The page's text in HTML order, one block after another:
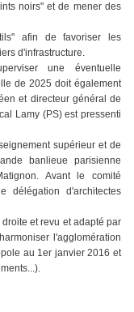
noirs" et de mener des
afin de favoriser les
d'infrastructure.
une éventuelle
de 2025 doit également
et directeur général de
Lamy (PS) est pressenti
supérieur et de
banlieue parisienne
Avant le comité
délégation d'architectes
et revu et adapté par
l'agglomération
au 1er janvier 2016 et